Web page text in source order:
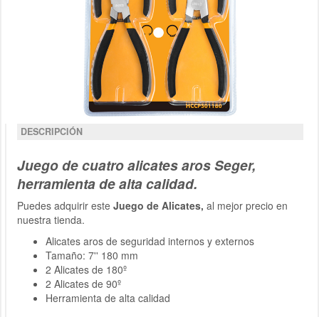
DESCRIPCIÓN
Juego de cuatro alicates aros Seger,
herramienta de alta calidad.
Puedes adquirir este Juego de Alicates, al mejor precio en
nuestra tienda.
Alicates aros de seguridad internos y externos
Tamaño: 7'' 180 mm
2 Alicates de 180º
2 Alicates de 90º
Herramienta de alta calidad